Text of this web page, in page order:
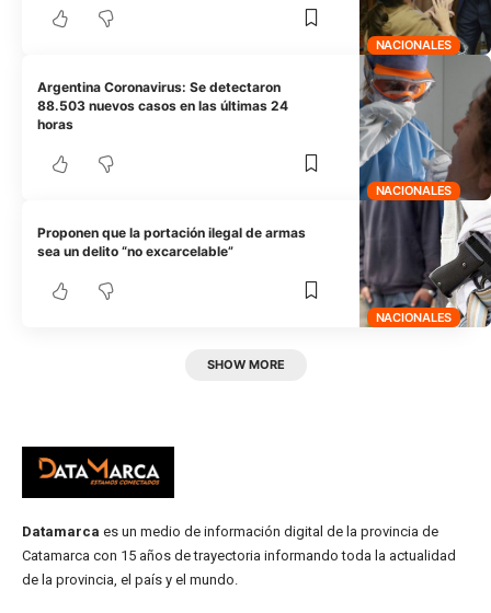
NACIONALES
NACIONALES
Argentina Coronavirus: Se detectaron
88.503 nuevos casos en las últimas 24
horas
NACIONALES
Proponen que la portación ilegal de armas
sea un delito “no excarcelable”
SHOW MORE
Datamarca es un medio de información digital de la provincia de
Catamarca con 15 años de trayectoria informando toda la actualidad
de la provincia, el país y el mundo.